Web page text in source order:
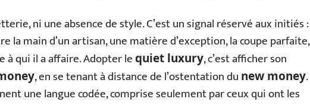
ni une absence de style. C’est un signal réservé aux initiés :
la main d’un artisan, une matière d’exception, la coupe parfaite,
qui il a affaire. Adopter lequiet luxury, c’est afficher son
, en se tenant à distance de l’ostentation du new money.
une langue codée, comprise seulement par ceux qui ont les